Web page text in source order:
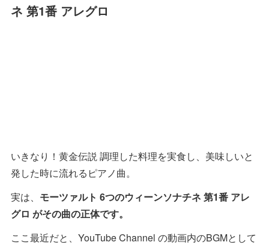
ネ 第1番 アレグロ
いきなり！黄金伝説 調理した料理を実食し、美味しいと
発した時に流れるピアノ曲。
実は、 モーツァルト 6つのウィーンソナチネ 第1番 アレ
グロ がその曲の正体です。
ここ最近だと、YouTube Channel の動画内のBGMとして